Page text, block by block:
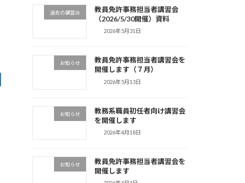
過去の講習会
教員免許事務担当者講習会
（2026/5/30開催）資料
2026年5月31日
お知らせ
教員免許事務担当者講習会を
開催します（７月）
2026年5月13日
お知らせ
教務系職員初任者向け講習会
を開催します
2026年4月18日
お知らせ
教員免許事務担当者講習会を
開催します